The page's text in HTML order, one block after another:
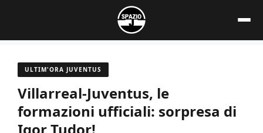
contenuto
ULTIM'ORA JUVENTUS
Villarreal-Juventus, le
formazioni ufficiali: sorpresa di